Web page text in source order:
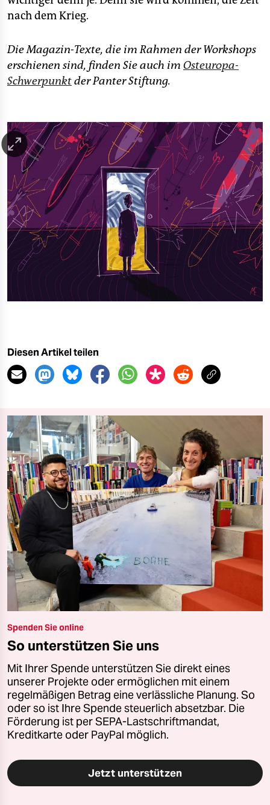
nach dem Krieg.
Die Magazin-Texte, die im Rahmen der Workshops
erschienen sind, finden Sie auch im Osteuropa-
Schwerpunktder Panter Stiftung.
Diesen Artikel teilen
Spenden Sie online
So unterstützen Sie uns
Mit Ihrer Spende unterstützen Sie direkt eines
unserer Projekte oder ermöglichen mit einem
regelmäßigen Betrag eine verlässliche Planung. So
oder so ist Ihre Spende steuerlich absetzbar. Die
Förderung ist per SEPA-Lastschriftmandat,
Kreditkarte oder PayPal möglich.
Jetzt unterstützen